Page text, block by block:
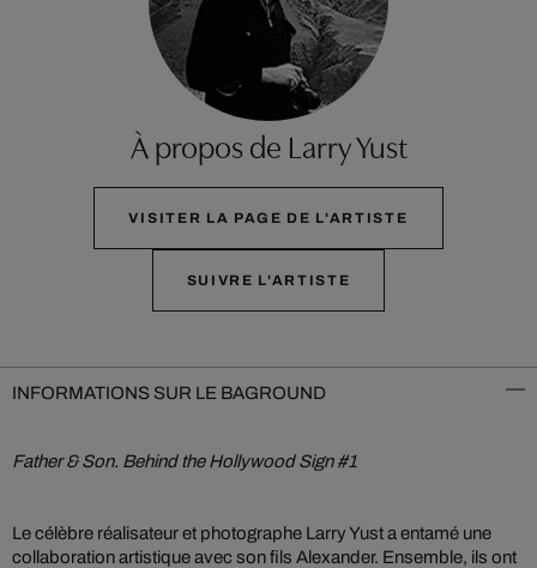
À propos de Larry Yust
VISITER LA PAGE DE L'ARTISTE
SUIVRE L'ARTISTE
INFORMATIONS SUR LE BAGROUND
Father & Son. Behind the Hollywood Sign #1
Le célèbre réalisateur et photographe Larry Yust a entamé une
collaboration artistique avec son fils Alexander. Ensemble, ils ont